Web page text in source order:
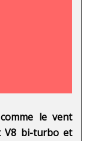
le vent
V8 bi-turbo et